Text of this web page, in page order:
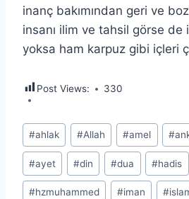
inanç bakımından geri ve
insanı ilim ve tahsil görse de
yoksa ham karpuz gibi içleri
Post Views: 330
Post
Tags:
#ahlak #Allah #amel #
#ayet #din #dua #hadis
#hzmuhammed #iman #